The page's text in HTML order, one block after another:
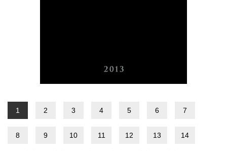
1 2 3 4 5 6 7
8 9 10 11 12 13 14